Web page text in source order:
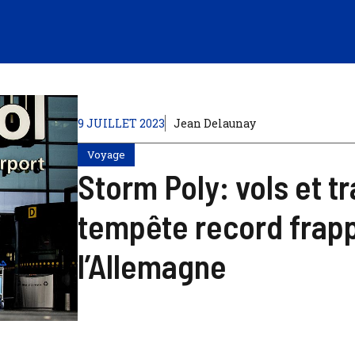
9 JUILLET 2023 Jean Delaunay
Voyage
Storm Poly: vols et
tempête record
l’Allemagne